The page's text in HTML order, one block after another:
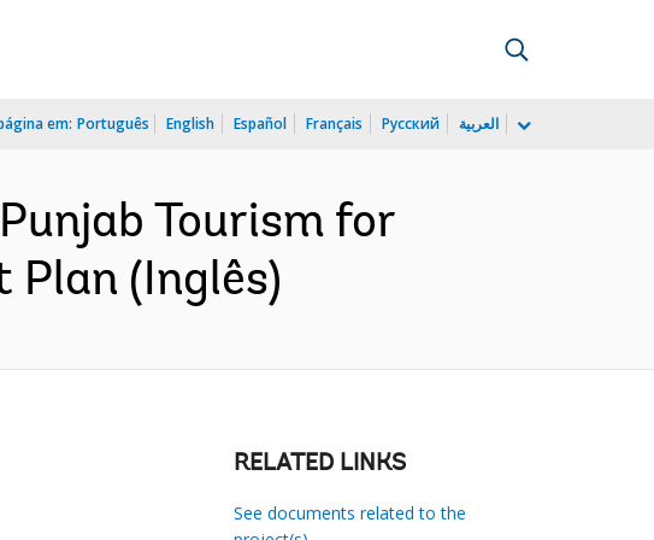
em: Português English Español Français Русский العربية
Tourism for
Plan (Inglês)
RELATED LINKS
See documents related to the